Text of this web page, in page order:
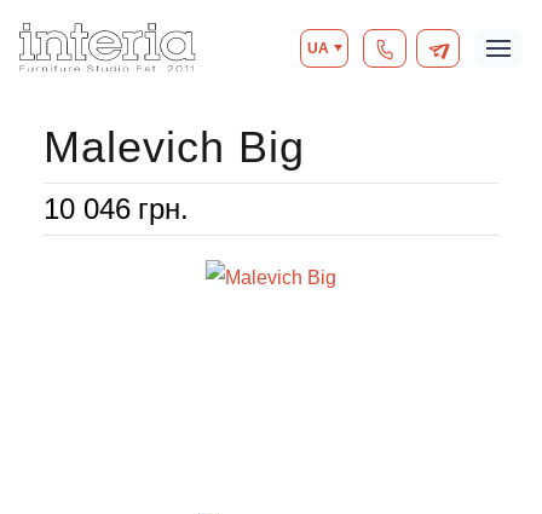
UA
Malevich Big
10 046грн.